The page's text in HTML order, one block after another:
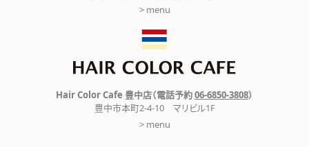
> menu
Hair Color Cafe 豊中店（電話予約06-6850-3808）
豊中市本町2-4-10 マリビル1F
> menu